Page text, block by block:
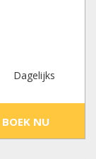
Dagelijks
BOEK NU